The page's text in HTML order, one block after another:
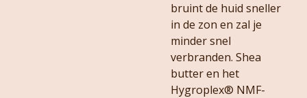
bruint de huid sneller
in de zon en zal je
minder snel
verbranden. Shea
butter en het
Hygroplex® NMF-